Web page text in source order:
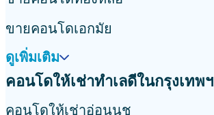
ขายคอนโดเอกมัย
ดูเพิ่มเติม
คอนโดให้เช่าทำเลดีในกรุงเทพฯ
คอนโดให้เช่าอ่อนนุช